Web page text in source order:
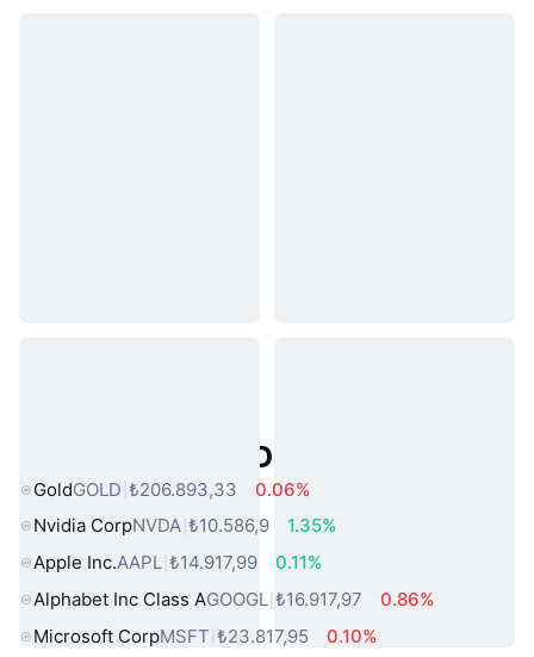
Popüler Gerçek Dünya Varlıkları
GoldGOLD ₺206.893,33
0.06%
Nvidia CorpNVDA ₺10.586,9
1.35%
Apple Inc.AAPL ₺14.917,99
0.11%
Alphabet Inc Class AGOOGL ₺16.917,97
0.86%
Microsoft CorpMSFT ₺23.817,95
0.10%